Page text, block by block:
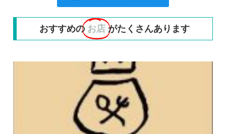
おすすめの お店 がたくさんあります